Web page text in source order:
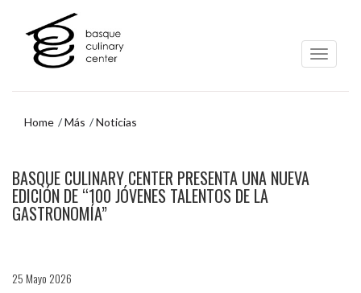
contenido
principal
navegación
Home Más Noticias
menú
navegación
BASQUE CULINARY CENTER PRESENTA UNA NUEVA
EDICIÓN DE “100 JÓVENES TALENTOS DE LA
GASTRONOMÍA”
25 Mayo 2026